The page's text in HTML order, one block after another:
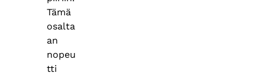
Tämä
osalta
an
nopeu
tti